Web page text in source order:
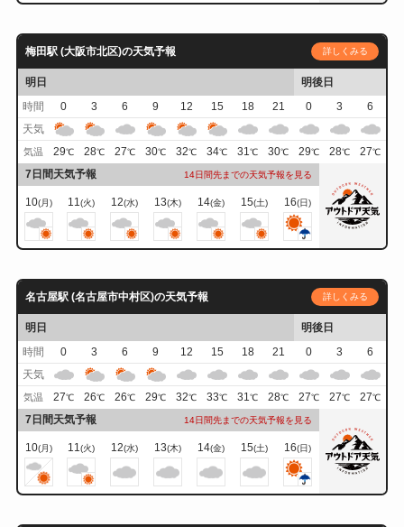
梅田駅 (大阪市北区)の天気予報 詳しくみる
明日
明後日
時間
0 3 6 9 12 15 18 21 0 3
6
天気
気温 29℃ 28℃ 27℃ 30℃ 32℃ 34℃ 31℃ 30℃ 29℃ 28℃ 27℃
7日間天気予報 14日間先までの天気予報を見る
10(月) 11(火) 12(水) 13(木) 14(金) 15(土) 16(日)
名古屋駅 (名古屋市中村区)の天気予報 詳しくみる
明日
明後日
時間
0 3 6 9 12 15 18 21 0 3
6
天気
気温 27℃ 26℃ 26℃ 29℃ 32℃ 33℃ 31℃ 28℃ 27℃ 27℃ 27℃
7日間天気予報 14日間先までの天気予報を見る
10(月) 11(火) 12(水) 13(木) 14(金) 15(土) 16(日)